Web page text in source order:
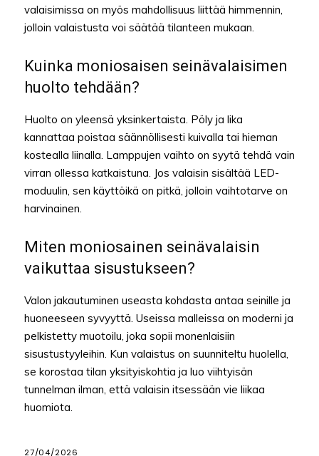
valaisimissa on myös mahdollisuus liittää himmennin,
jolloin valaistusta voi säätää tilanteen mukaan.
Kuinka moniosaisen seinävalaisimen
huolto tehdään?
Huolto on yleensä yksinkertaista. Pöly ja lika
kannattaa poistaa säännöllisesti kuivalla tai hieman
kostealla liinalla. Lamppujen vaihto on syytä tehdä vain
virran ollessa katkaistuna. Jos valaisin sisältää LED-
moduulin, sen käyttöikä on pitkä, jolloin vaihtotarve on
harvinainen.
Miten moniosainen seinävalaisin
vaikuttaa sisustukseen?
Valon jakautuminen useasta kohdasta antaa seinille ja
huoneeseen syvyyttä. Useissa malleissa on moderni ja
pelkistetty muotoilu, joka sopii monenlaisiin
sisustustyyleihin. Kun valaistus on suunniteltu huolella,
se korostaa tilan yksityiskohtia ja luo viihtyisän
tunnelman ilman, että valaisin itsessään vie liikaa
huomiota.
27/04/2026